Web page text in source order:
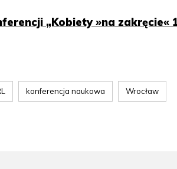
„Kobiety »na zakręcie«
konferencja naukowa Wrocław